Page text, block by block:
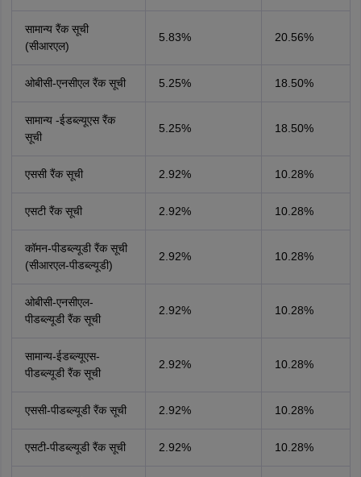
सामान्य रैंक सूची
(सीआरएल)
5.83% 20.56%
ओबीसी-एनसीएल रैंक सूची 5.25% 18.50%
सामान्य -ईडब्ल्यूएस रैंक
सूची
5.25% 18.50%
एससी रैंक सूची 2.92% 10.28%
एसटी रैंक सूची 2.92% 10.28%
कॉमन-पीडब्ल्यूडी रैंक सूची
(सीआरएल-पीडब्ल्यूडी)
2.92% 10.28%
ओबीसी-एनसीएल-
पीडब्ल्यूडी रैंक सूची
2.92% 10.28%
सामान्य-ईडब्ल्यूएस-
पीडब्ल्यूडी रैंक सूची
2.92% 10.28%
एससी-पीडब्ल्यूडी रैंक सूची 2.92% 10.28%
एसटी-पीडब्ल्यूडी रैंक सूची 2.92% 10.28%